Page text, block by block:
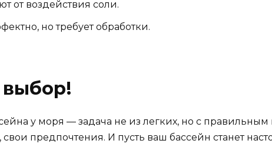
от воздействия соли.
но требует обработки.
у моря — задача не из легких, но с
предпочтения. И пусть ваш бассейн станет